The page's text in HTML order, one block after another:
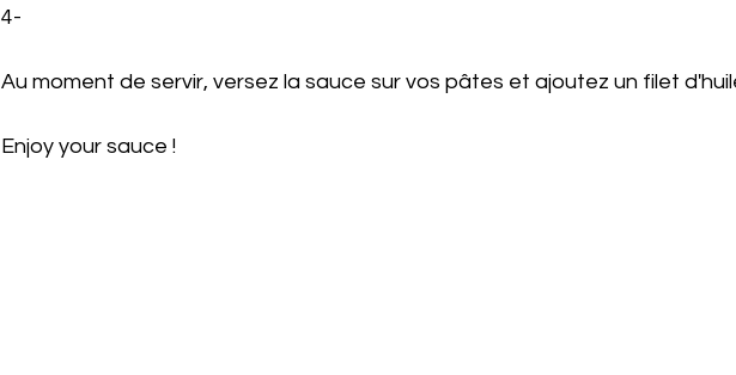
4-
Au moment de servir, versez la sauce sur vos pâtes et ajoutez un filet
Enjoy your sauce !